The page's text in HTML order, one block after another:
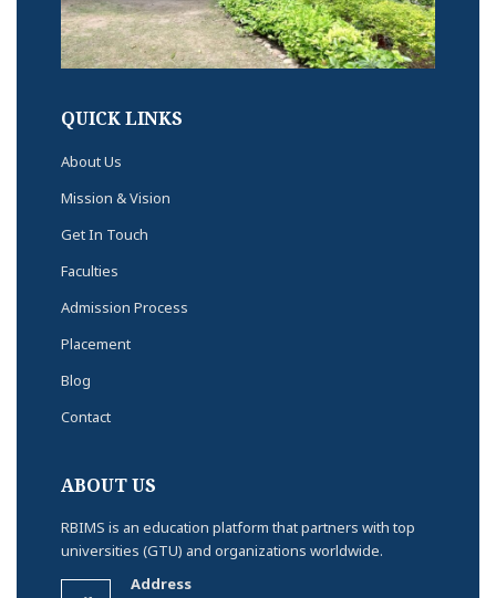
QUICK LINKS
About Us
Mission & Vision
Get In Touch
Faculties
Admission Process
Placement
Blog
Contact
ABOUT US
RBIMS is an education platform that partners with top
universities (GTU) and organizations worldwide.
Address